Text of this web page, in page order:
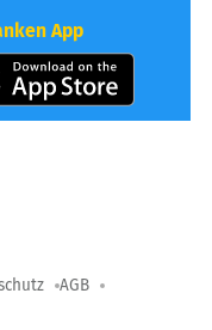
App
AGB